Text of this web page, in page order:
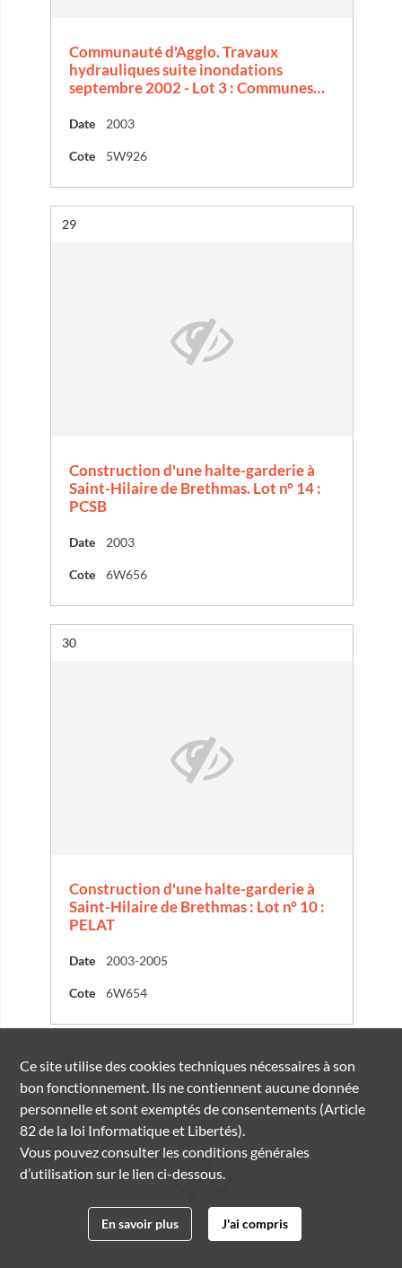
Communauté d'Agglo. Travaux
hydrauliques suite inondations
septembre 2002 - Lot 3 : Communes…
Date 2003
Cote 5W926
Résultat n°
29
Construction d'une halte-garderie à
Saint-Hilaire de Brethmas. Lot n° 14 :
PCSB
Date 2003
Cote 6W656
Résultat n°
30
Construction d'une halte-garderie à
Saint-Hilaire de Brethmas : Lot n° 10 :
PELAT
Date 2003-2005
Cote 6W654
Résultat n°
31
Ce site utilise descookiestechniques nécessaires à son
bon fonctionnement. Ils ne contiennent aucune donnée
personnelle et sont exemptés de consentements (Article
82 de la loi Informatique et Libertés).
Vous pouvez consulter les conditions générales
d’utilisation sur le lien ci-dessous.
En savoir plus J'ai compris